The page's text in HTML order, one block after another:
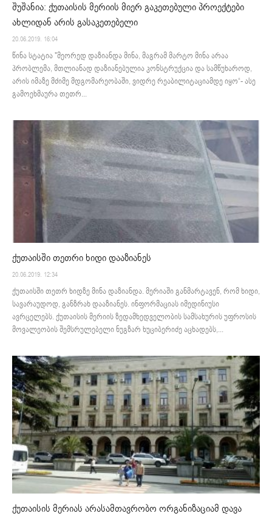
შუშანია: ქუთაისის მერიის მიერ გაკეთებული პროექტები
ახლიდან არის გასაკეთებელი
20.06.2019. 16:04
წინა სტატია "მეორედ დაზიანდა მინა, მაგრამ მარტო მინა არაა
პრობლემა, მთლიანად დაზიანებულია კონსტრუქცია და სამწუხაროდ,
არის იმაზე მძიმე მდგომარეობაში, ვიდრე რეაბილიტაციამდე იყო“- ასე
გამოეხმაურა თეთრ...
ქუთაისში თეთრი ხიდი დააზიანეს
20.06.2019. 12:34
ქუთაისში თეთრ ხიდზე მინა დაზიანდა. მერიაში განმარტავენ, რომ ხიდი,
სავარაუდოდ, განზრახ დააზიანეს. ინფორმაციას იმედინიუსი
ავრცელებს. ქუთაისის მერიის ზედამხედველობის სამსახურის უფროსის
მოვალეობის შემსრულებელი ნუგზარ ხუციბერიძე აცხადებს,...
ქუთაისის მერიას არასამთავრობო ორგანიზაციამ დავა